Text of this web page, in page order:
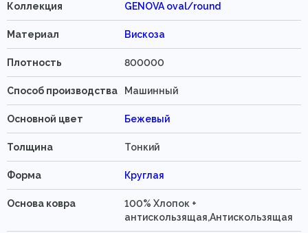
Коллекция GENOVA oval/round
Материал Вискоза
Плотность 800000
Способ производства Машинный
Основной цвет Бежевый
Толщина Тонкий
Форма Круглая
Основа ковра
100% Хлопок +
антискользящая,Антискользящая